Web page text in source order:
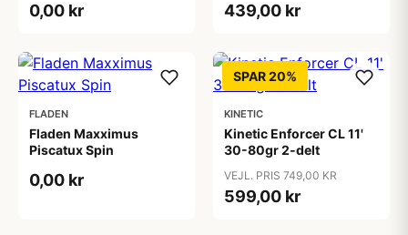
0,00 kr 439,00 kr
FLADEN
Fladen Maxximus
Piscatux Spin
0,00 kr
SPAR 20%
KINETIC
Kinetic Enforcer CL 11'
30-80gr 2-delt
VEJL. PRIS 749,00 KR
599,00 kr